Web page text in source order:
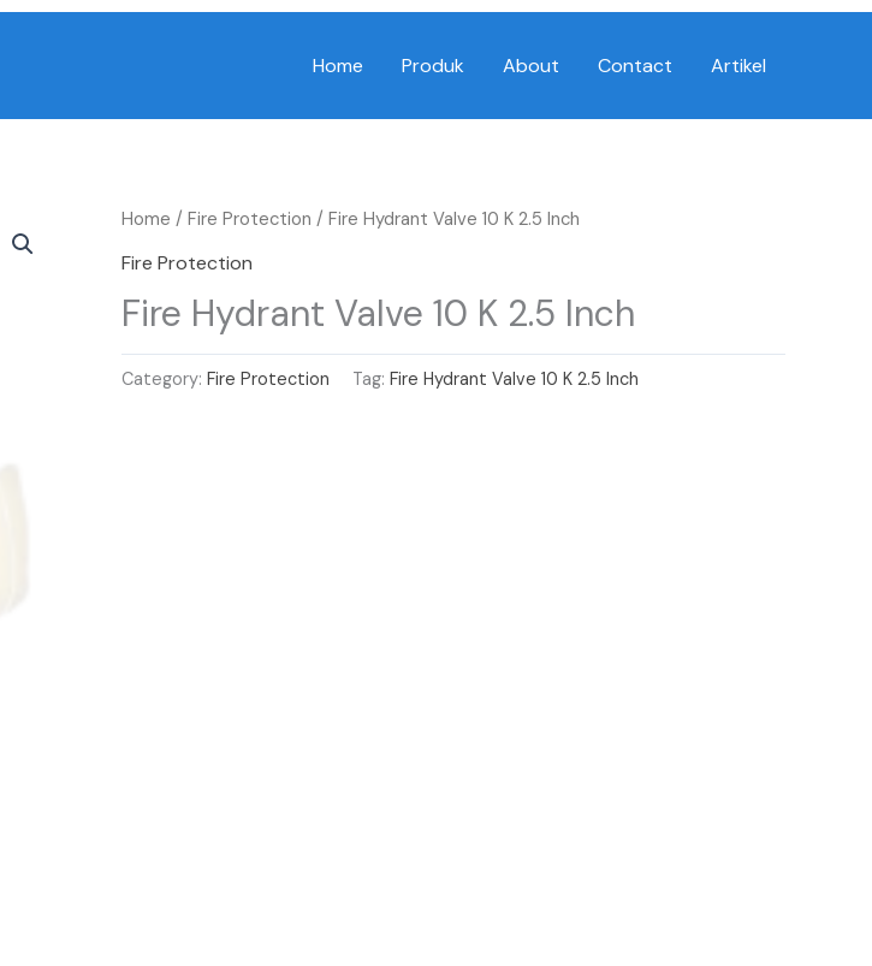
Home Produk About Contact Artikel
Home / Fire Protection / Fire Hydrant Valve 10 K 2.5 Inch
Fire Protection
Fire Hydrant Valve 10 K 2.5 Inch
Category: Fire Protection Tag: Fire Hydrant Valve 10 K 2.5 Inch